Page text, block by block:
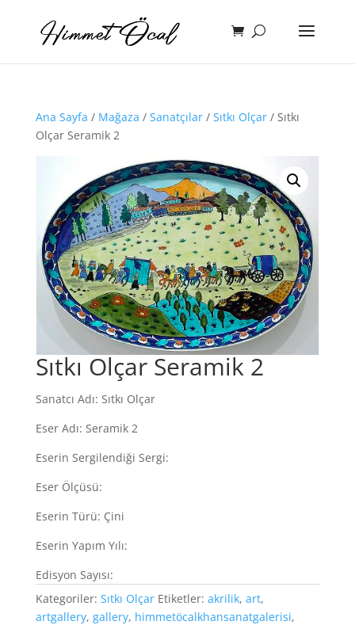
Ana Sayfa / Mağaza / Sanatçılar/ Sıtkı Olçar/ Sıtkı
Olçar Seramik 2
Sıtkı Olçar Seramik 2
Sanatcı Adı: Sıtkı Olçar
Eser Adı: Seramik 2
Eserin Sergilendiği Sergi:
Eser Ölçüsü:
Eserin Türü: Çini
Eserin Yapım Yılı:
Edisyon Sayısı:
Kategoriler: Sıtkı Olçar Etiketler: akrilik, art,
artgallery, gallery, himmetöcalkhansanatgalerisi,